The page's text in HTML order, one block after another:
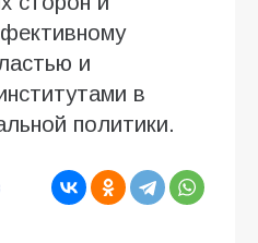
и
в
политики.